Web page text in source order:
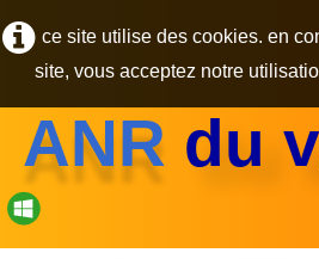
ce site utilise des cookies. en
site, vous acceptez notre
ANR du
accueil